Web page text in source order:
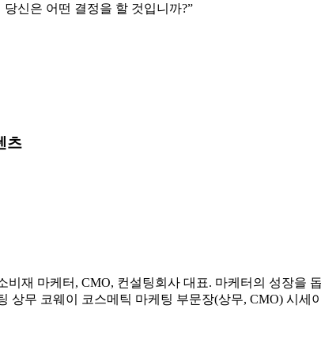
신은 어떤 결정을 할 것입니까?”
츠
재 마케터, CMO, 컨설팅회사 대표. 마케터의 성장을
팅 상무 코웨이 코스메틱 마케팅 부문장(상무, CMO) 시